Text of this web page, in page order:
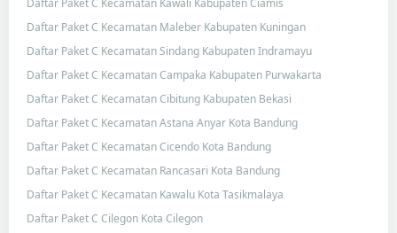
Daftar Paket C Kecamatan Maleber Kabupaten Kuningan
Daftar Paket C Kecamatan Sindang Kabupaten Indramayu
Daftar Paket C Kecamatan Campaka Kabupaten Purwakarta
Daftar Paket C Kecamatan Cibitung Kabupaten Bekasi
Daftar Paket C Kecamatan Astana Anyar Kota Bandung
Daftar Paket C Kecamatan Cicendo Kota Bandung
Daftar Paket C Kecamatan Rancasari Kota Bandung
Daftar Paket C Kecamatan Kawalu Kota Tasikmalaya
Daftar Paket C Cilegon Kota Cilegon